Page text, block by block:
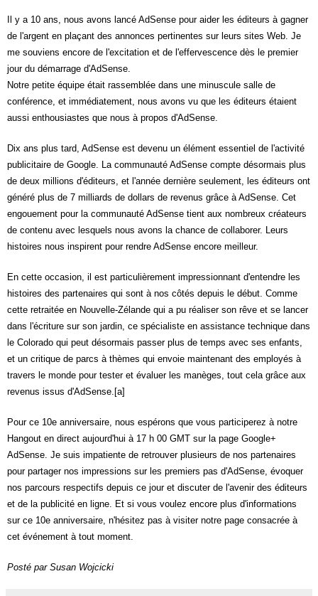
Il y a 10 ans, nous avons lancé AdSense pour aider les éditeurs à gagner
de l'argent en plaçant des annonces pertinentes sur leurs sites Web. Je
me souviens encore de l'excitation et de l'effervescence dès le premier
jour du démarrage d'AdSense.
Notre petite équipe était rassemblée dans une minuscule salle de
conférence, et immédiatement, nous avons vu que les éditeurs étaient
aussi enthousiastes que nous à propos d'AdSense.
Dix ans plus tard, AdSense est devenu un élément essentiel de l'activité
publicitaire de Google. La communauté AdSense compte désormais plus
de deux millions d'éditeurs, et l'année dernière seulement, les éditeurs ont
généré plus de 7 milliards de dollars de revenus grâce à AdSense. Cet
engouement pour la communauté AdSense tient aux nombreux créateurs
de contenu avec lesquels nous avons la chance de collaborer. Leurs
histoires nous inspirent pour rendre AdSense encore meilleur.
En cette occasion, il est particulièrement impressionnant d'entendre les
histoires des partenaires qui sont à nos côtés depuis le début. Comme
cette retraitée en Nouvelle-Zélande qui a pu réaliser son rêve et se lancer
dans l'écriture sur son jardin, ce spécialiste en assistance technique dans
le Colorado qui peut désormais passer plus de temps avec ses enfants,
et un critique de parcs à thèmes qui envoie maintenant des employés à
travers le monde pour tester et évaluer les manèges, tout cela grâce aux
revenus issus d'AdSense.[a]
Pour ce 10e anniversaire, nous espérons que vous participerez à notre
Hangout en direct aujourd'hui à 17 h 00 GMT sur la page Google+
AdSense. Je suis impatiente de retrouver plusieurs de nos partenaires
pour partager nos impressions sur les premiers pas d'AdSense, évoquer
nos parcours respectifs depuis ce jour et discuter de l'avenir des éditeurs
et de la publicité en ligne. Et si vous voulez encore plus d'informations
sur ce 10e anniversaire, n'hésitez pas à visiter notre page consacrée à
cet événement à tout moment.
Posté par Susan Wojcicki